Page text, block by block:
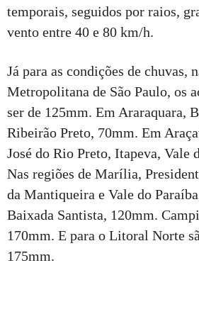
temporais, seguidos por raios,
vento entre 40 e 80 km/h.
Já para as condições de chuvas,
Metropolitana de São Paulo, os
ser de 125mm. Em Araraquara,
Ribeirão Preto, 70mm. Em
José do Rio Preto, Itapeva, Vale
Nas regiões de Marília,
da Mantiqueira e Vale do
Baixada Santista, 120mm.
170mm. E para o Litoral Norte
175mm.